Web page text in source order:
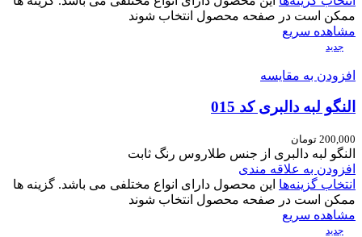
ممکن است در صفحه محصول انتخاب شوند
مشاهده سریع
جدید
افزودن به مقایسه
النگو لبه دالبری کد 015
200,000 تومان
النگو لبه دالبری از جنس طلاروس رنگ ثابت
افزودن به علاقه مندی
انتخاب گزینه‌ها این محصول دارای انواع مختلفی می باشد. گزینه ها
ممکن است در صفحه محصول انتخاب شوند
مشاهده سریع
جدید